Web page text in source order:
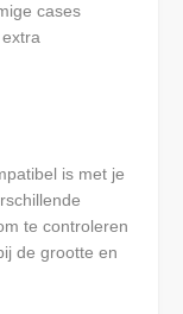
cases
is met je
te controleren
de grootte en